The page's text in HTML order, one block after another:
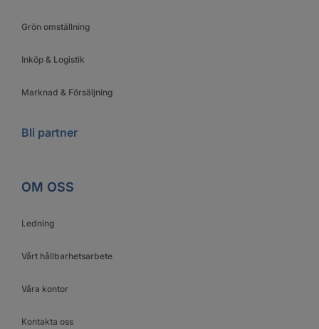
Grön omställning
Inköp & Logistik
Marknad & Försäljning
Bli partner
OM OSS
Ledning
Vårt hållbarhetsarbete
Våra kontor
Kontakta oss